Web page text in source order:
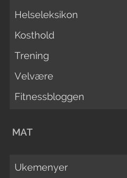
Helseleksikon
Kosthold
Trening
Velvære
Fitnessbloggen
MAT
Ukemenyer